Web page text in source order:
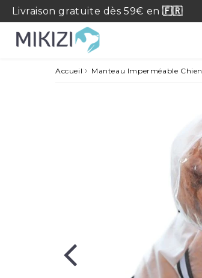
Livraison gratuite dès 59€ en🇫🇷
Accueil › Manteau Imperméable Chien